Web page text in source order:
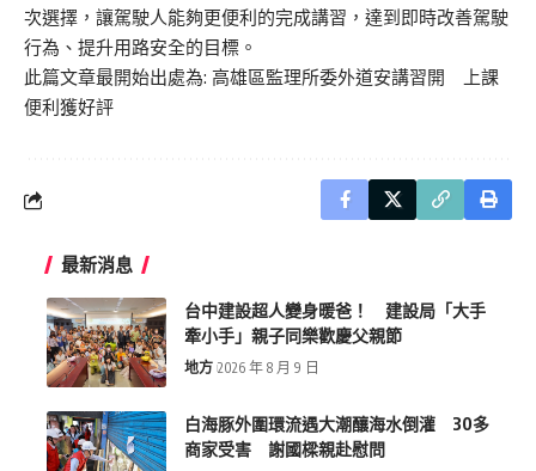
次選擇，讓駕駛人能夠更便利的完成講習，達到即時改善駕駛
行為、提升用路安全的目標。
此篇文章最開始出處為: 高雄區監理所委外道安講習開 上課
便利獲好評
最新消息
台中建設超人變身暖爸！ 建設局「大手
牽小手」親子同樂歡慶父親節
地方 2026 年 8 月 9 日
白海豚外圍環流遇大潮釀海水倒灌 30多
商家受害 謝國樑親赴慰問